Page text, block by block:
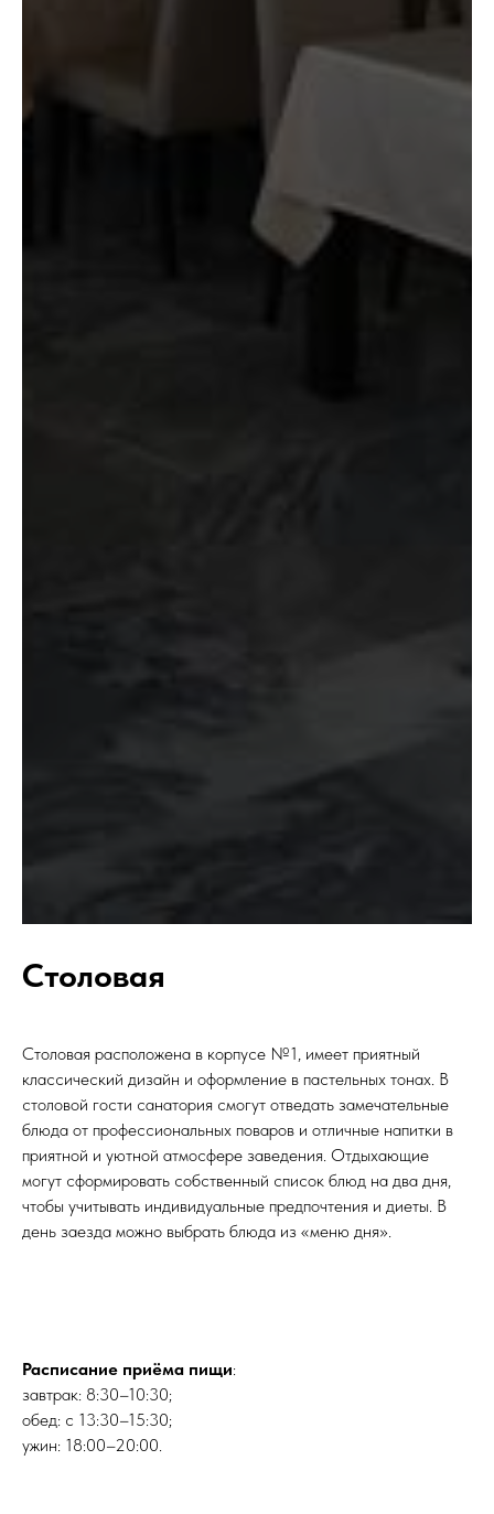
Столовая
Столовая расположена в корпусе №1, имеет приятный
классический дизайн и оформление в пастельных тонах. В
столовой гости санатория смогут отведать замечательные
блюда от профессиональных поваров и отличные напитки в
приятной и уютной атмосфере заведения. Отдыхающие
могут сформировать собственный список блюд на два дня,
чтобы учитывать индивидуальные предпочтения и диеты. В
день заезда можно выбрать блюда из «меню дня».
Расписание приёма пищи:
завтрак: 8:30–10:30;
обед: с 13:30–15:30;
ужин: 18:00–20:00.